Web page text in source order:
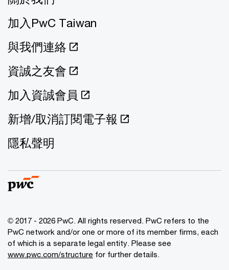
加入PwC Taiwan
與我們連絡
資誠之友會
加入資誠會員
新增/取消訂閱電子報
隱私聲明
© 2017 - 2026 PwC. All rights reserved. PwC refers to the
PwC network and/or one or more of its member firms, each
of which is a separate legal entity. Please see
www.pwc.com/structure for further details.